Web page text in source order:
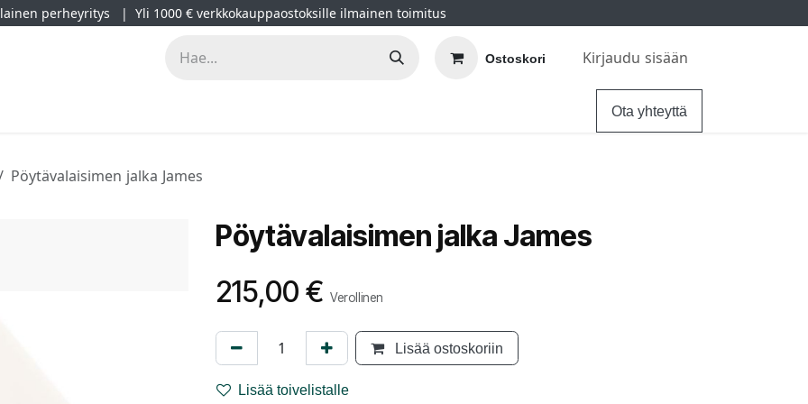
perheyritys | Yli 1000 € verkkokauppaostoksille ilmainen toimitus
Ostoskori Kirjaudu sisään
Ota yhteyttä
Pöytävalaisimen jalka James
Pöytävalaisimen jalka James
215,00 € Verollinen
Lisää ostoskoriin
Lisää toivelistalle